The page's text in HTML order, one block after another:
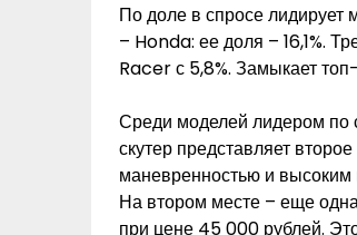
По доле в спросе лидирует
– Honda: ее доля – 16,1%.
Racer с 5,8%. Замыкает
Среди моделей лидером по
скутер представляет
маневренностью и
На втором месте – еще
при цене 45 000 рублей.